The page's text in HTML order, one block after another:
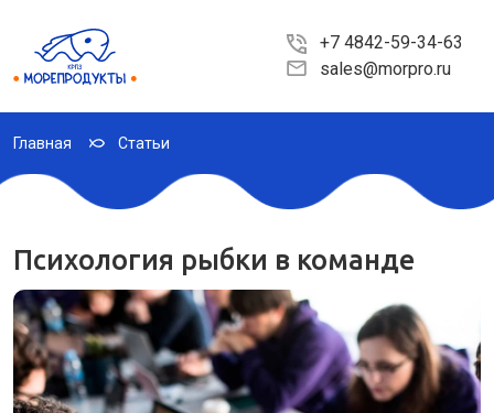
+7 4842-59-34-63
sales@morpro.ru
Главная Статьи
Психология рыбки в команде